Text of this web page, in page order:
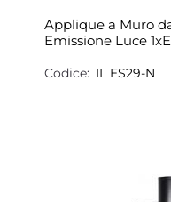
Applique a Muro
Emissione Luce
Codice: IL ES29-N